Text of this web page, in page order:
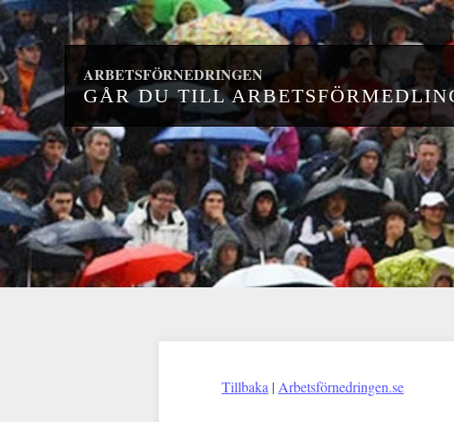
ARBETSFÖRNEDRINGEN
GÅR DU TILL
Tillbaka | Arbetsförnedringen.se